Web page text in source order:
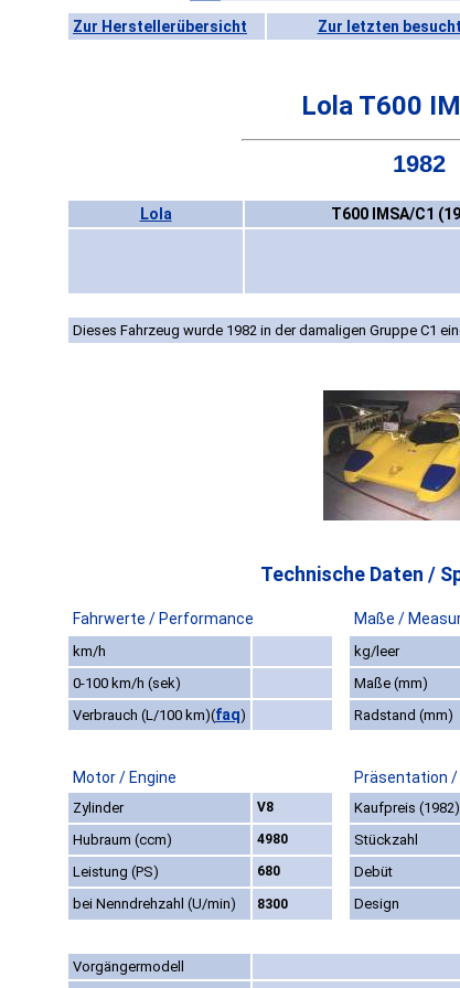
Zur Herstellerübersicht Zur letzten
Lola T600
1982
Lola T600 IMSA/C1
Dieses Fahrzeug wurde 1982 in der damaligen Gruppe C1
Technische Daten /
Fahrwerte / Performance Maße /
km/h
kg/leer
0-100 km/h (sek)
Maße (mm)
Verbrauch (L/100 km)(faq) Radstand (mm)
Motor / Engine Präsentation
Zylinder V8
Kaufpreis (1982)
Hubraum (ccm)
4980
Stückzahl
Leistung (PS)
680
Debüt
bei Nenndrehzahl (U/min)
8300 Design
Vorgängermodell